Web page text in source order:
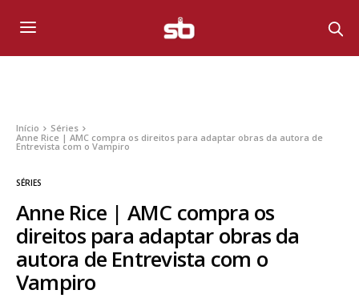
Início
Séries
Anne Rice | AMC compra os direitos para adaptar obras da autora de
Entrevista com o Vampiro
SÉRIES
Anne Rice | AMC compra os
direitos para adaptar obras da
autora de Entrevista com o
Vampiro